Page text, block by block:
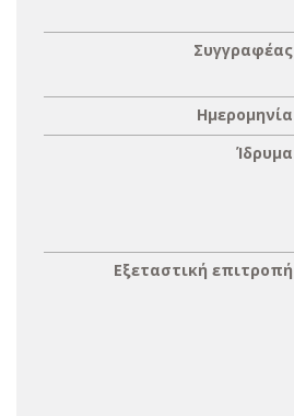
Συγγραφέας
Ημερομηνία
Ίδρυμα
Εξεταστική επιτροπή